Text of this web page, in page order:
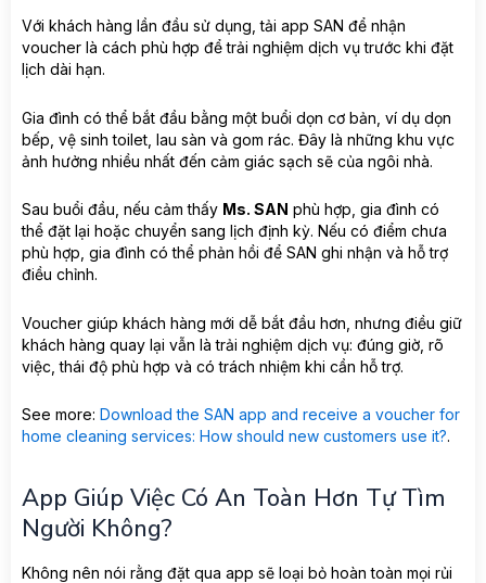
Với khách hàng lần đầu sử dụng, tải app SAN để nhận
voucher là cách phù hợp để trải nghiệm dịch vụ trước khi đặt
lịch dài hạn.
Gia đình có thể bắt đầu bằng một buổi dọn cơ bản, ví dụ dọn
bếp, vệ sinh toilet, lau sàn và gom rác. Đây là những khu vực
ảnh hưởng nhiều nhất đến cảm giác sạch sẽ của ngôi nhà.
Sau buổi đầu, nếu cảm thấy Ms. SAN phù hợp, gia đình có
thể đặt lại hoặc chuyển sang lịch định kỳ. Nếu có điểm chưa
phù hợp, gia đình có thể phản hồi để SAN ghi nhận và hỗ trợ
điều chỉnh.
Voucher giúp khách hàng mới dễ bắt đầu hơn, nhưng điều giữ
khách hàng quay lại vẫn là trải nghiệm dịch vụ: đúng giờ, rõ
việc, thái độ phù hợp và có trách nhiệm khi cần hỗ trợ.
See more: Download the SAN app and receive a voucher for
home cleaning services: How should new customers use it?.
App Giúp Việc Có An Toàn Hơn Tự Tìm
Người Không?
Không nên nói rằng đặt qua app sẽ loại bỏ hoàn toàn mọi rủi